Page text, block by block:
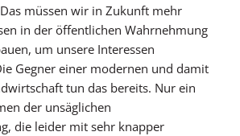
müssen wir in Zukunft mehr
in der öffentlichen Wahrnehmung
um unsere Interessen
Gegner einer modernen und damit
tun das bereits. Nur ein
der unsäglichen
die leider mit sehr knapper